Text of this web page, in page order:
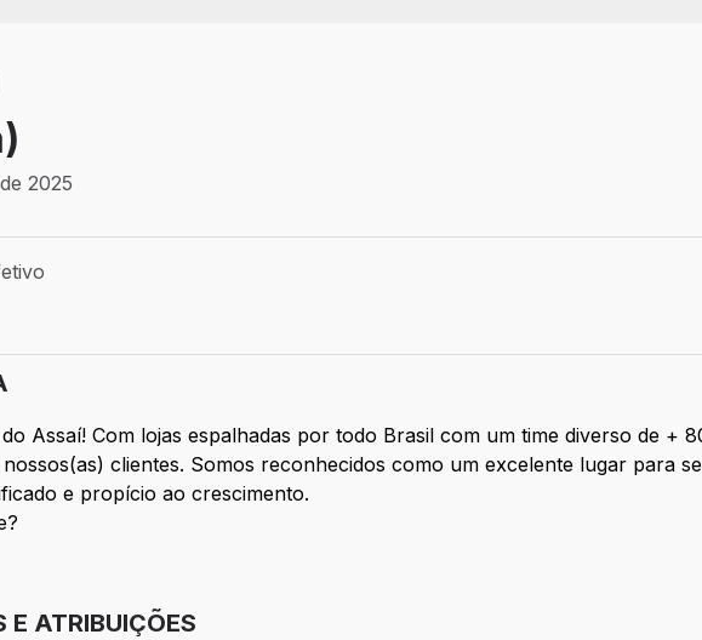
2025
- RJ
vaga: Efetivo
Assaí! Com lojas espalhadas por todo Brasil com um time diverso de +
clientes. Somos reconhecidos como um excelente lugar para
e propício ao crescimento.
E ATRIBUIÇÕES